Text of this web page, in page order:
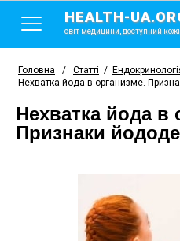
HEALTH-
світ медицини, доступний
Головна / Статті /
Нехватка йода в организме.
Нехватка йода в
Признаки